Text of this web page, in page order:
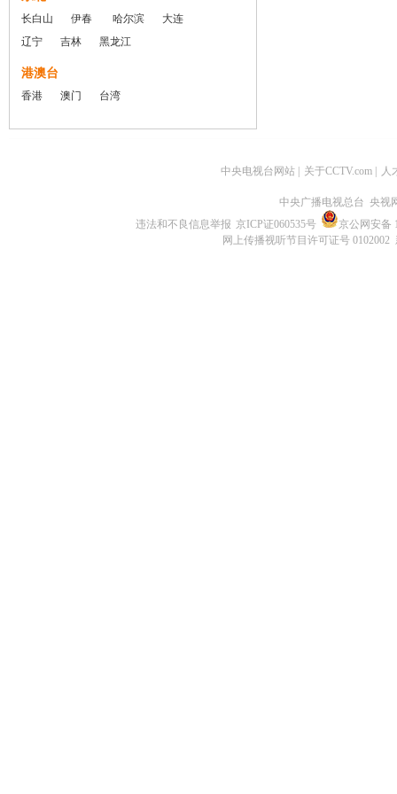
长白山 伊春 哈尔滨
大连
辽宁
吉林 黑龙江
港澳台
香港 澳门 台湾
中央电视台网站 关于CCTV.com 人
中央广播电视总台 央视
违法和不良信息举报 京ICP证060535号
京公网安备
网上传播视听节目许可证号 0102002